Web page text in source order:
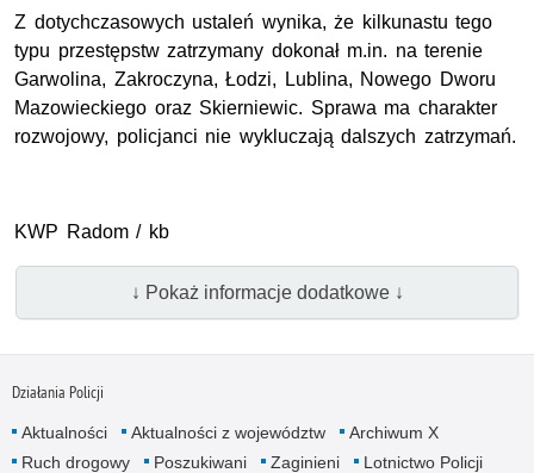
Z dotychczasowych ustaleń wynika, że kilkunastu tego
typu przestępstw zatrzymany dokonał m.in. na terenie
Garwolina, Zakroczyna, Łodzi, Lublina, Nowego Dworu
Mazowieckiego oraz Skierniewic. Sprawa ma charakter
rozwojowy, policjanci nie wykluczają dalszych zatrzymań.
KWP Radom / kb
↓ Pokaż informacje dodatkowe ↓
Działania Policji
Aktualności Aktualności z województw
Archiwum X
Ruch drogowy
Poszukiwani Zaginieni
Lotnictwo Policji